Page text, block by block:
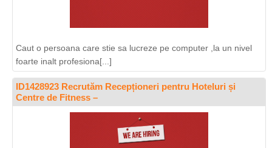
Caut o persoana care stie sa lucreze pe computer ,la un nivel
foarte inalt profesiona[...]
ID1428923 Recrutăm Recepționeri pentru Hoteluri și
Centre de Fitness –